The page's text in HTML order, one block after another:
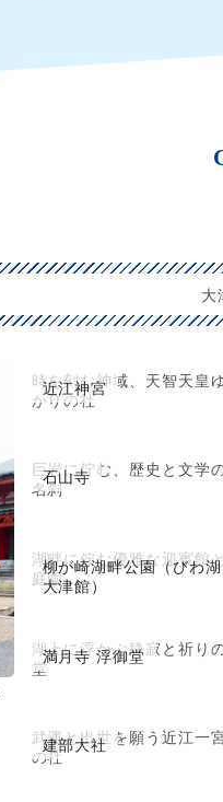
大
近江神宮
時を刻む神域、天智天皇
かりの社
石山寺
巨岩に佇む、歴史と文学
名刹
柳が崎湖畔公園（びわ湖
大津館）
湖畔に佇む優雅な迎賓館と
庭園
満月寺 浮御堂
湖上に浮かぶ静寂と祈り
堂
建部大社
武運と出世を願う近江一
の社